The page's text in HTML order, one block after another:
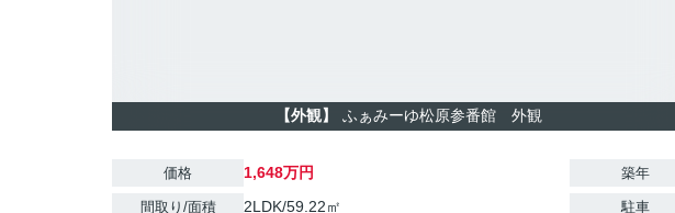
【外観】 ふぁみーゆ松原参番館 外観
価格 1,648万円
間取り/面積 2LDK/59.22㎡
築年
駐車